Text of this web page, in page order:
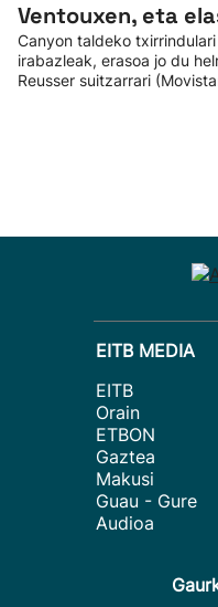
Ventouxen, eta
Canyon taldeko
irabazleak, erasoa jo du
Reusser suitzarrari
EITB MEDIA
EITB
Orain
ETBON
Gaztea
Makusi
Guau - Gure
Audioa